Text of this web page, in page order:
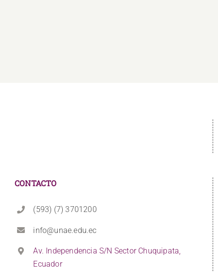
CONTACTO
(593) (7) 3701200
info@unae.edu.ec
Av. Independencia S/N Sector Chuquipata,
Ecuador